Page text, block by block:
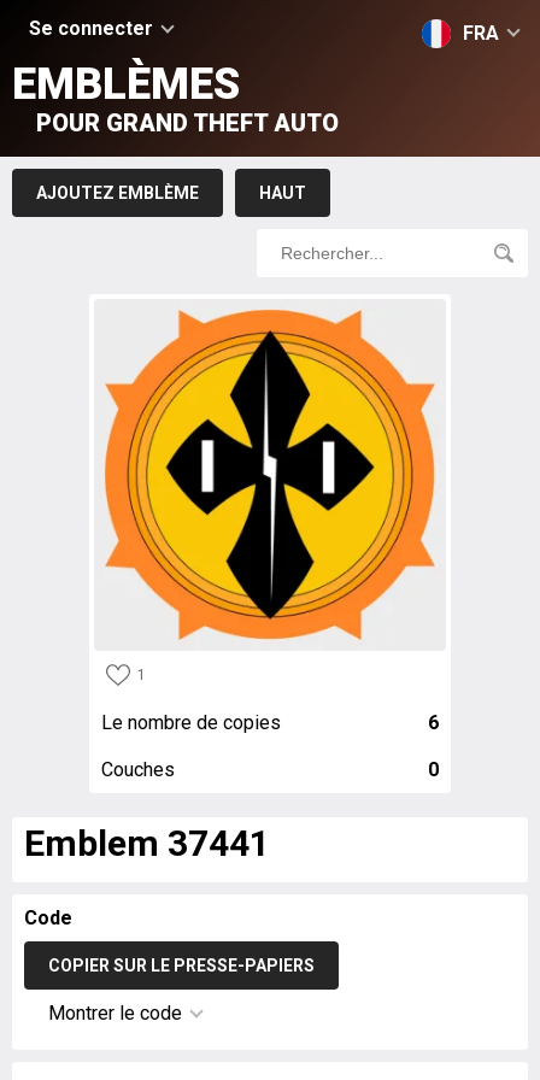
Se connecter FRA
EMBLÈMES
POUR GRAND THEFT AUTO
AJOUTEZ EMBLÈME HAUT
1
Le nombre de copies 6
Couches 0
Emblem 37441
Code
COPIER SUR LE PRESSE-PAPIERS
Montrer le code